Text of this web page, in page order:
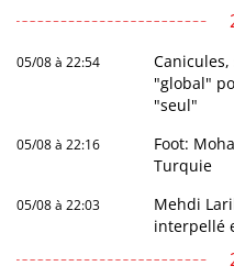
05/08 à 22:54
"global"
"seul"
05/08 à 22:16
Foot:
Turquie
05/08 à 22:03
Mehdi
interpellé